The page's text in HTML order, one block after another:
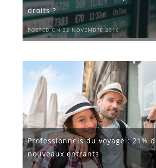
droits ?
POSTED ON 22 NOVEMBRE 2016
Professionnels du voyage : 21%
nouveaux entrants